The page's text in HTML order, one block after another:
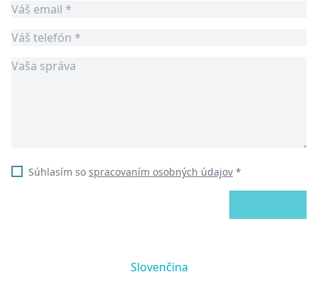
Súhlasím so spracovaním osobných údajov *
Slovenčina